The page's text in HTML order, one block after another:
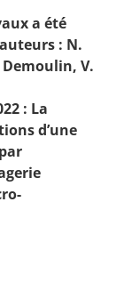
a été
: N.
V.
: La
d’une